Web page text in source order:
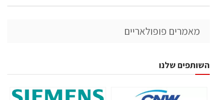
מאמרים פופולאריים
השותפים שלנו